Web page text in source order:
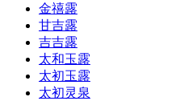
金禧露
甘吉露
吉吉露
太和玉露
太初玉露
太初灵泉